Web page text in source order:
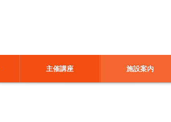
主催講座 施設案内